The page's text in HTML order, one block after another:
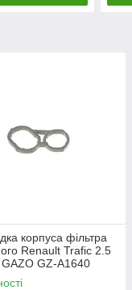
корпуса фільтра
Renault Trafic 2.5
GZ-A1640